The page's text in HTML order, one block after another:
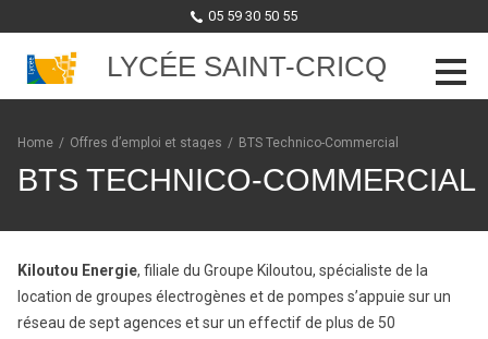
05 59 30 50 55
LYCÉE SAINT-CRICQ
Skip to content
Home / Offres d’emploi et stages / BTS Technico-Commercial
BTS TECHNICO-COMMERCIAL
Kiloutou Energie, filiale du Groupe Kiloutou, spécialiste de la
location de groupes électrogènes et de pompes s’appuie sur un
réseau de sept agences et sur un effectif de plus de 50